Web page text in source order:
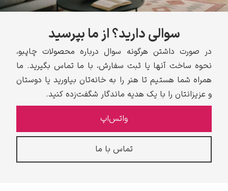
سوالی دارید؟ از ما بپرسید
در صورت داشتن هرگونه سوال درباره محصولات چاپبو،
نحوه ساخت آنها یا ثبت سفارش، با ما تماس بگیرید. ما
همراه شما هستیم تا هنر را به خانه‌تان بیاورید یا دوستان
و عزیزانتان را با یک هدیه ماندگار شگفت‌زده کنید.
واتس‌اپ
تماس با ما